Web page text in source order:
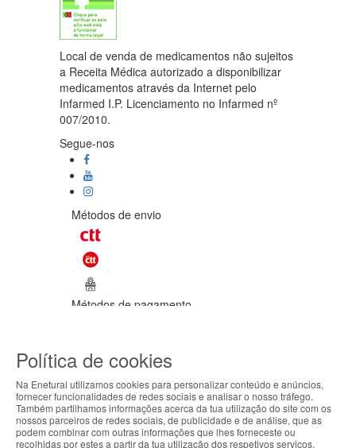
Local de venda de medicamentos não sujeitos
a Receita Médica autorizado a disponibilizar
medicamentos através da Internet pelo
Infarmed I.P. Licenciamento no Infarmed nº
007/2010.
Segue-nos
Métodos de envio
Métodos de pagamento
Todos os direitos reservados / Salvo
apresentadas são válidas até ao dia 09-
08-2026.
Designed & developed byBsolus
ABOUT THE COOKIES
Enetural handles information about your visit using
Política de cookies
Na Enetural utilizamos cookies para personalizar conteúdo e anúncios,
fornecer funcionalidades de redes sociais e analisar o nosso tráfego.
Também partilhamos informações acerca da tua utilização do site com os
nossos parceiros de redes sociais, de publicidade e de análise, que as
podem combinar com outras informações que lhes forneceste ou
recolhidas por estes a partir da tua utilização dos respetivos serviços.